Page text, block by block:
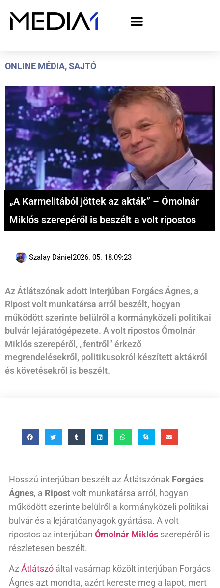
ONLINE MÉDIA,SAJTÓ
„A Karmelitából jöttek az akták” – Ómolnár
Miklós szerepéről is beszélt a volt ripostos
Szalay Dániel 2026. 05. 18.09:23
Az Átlátszónak adott interjúban Forgács Ágnes, a
Ripost volt munkatársa arról beszélt, hogyan
működött szerinte belülről a kormányközeli politikai
bulvár lejáratógépezete. A volt ripostos Ómolnár
Miklós szerepéről, „fentről” érkező
megrendelésekről, politikusokról készített aktákról
és követésekről is beszélt.
Hosszú interjúban beszélt az Átlátszónak Forgács
Ágnes, a Ripostvolt munkatársa arról, hogyan
működött szerinte belülről a kormányközeli politikai
bulvár és a lejáratóanyagok gyártása. A volt
ripostos az interjúban Ómolnár Miklós szerepéről is
részletesen beszélt.
Az Átlátszó által vasárnap közölt interjúban Forgács
Ágnes azt mondta, azért kereste meg a lapot, mert